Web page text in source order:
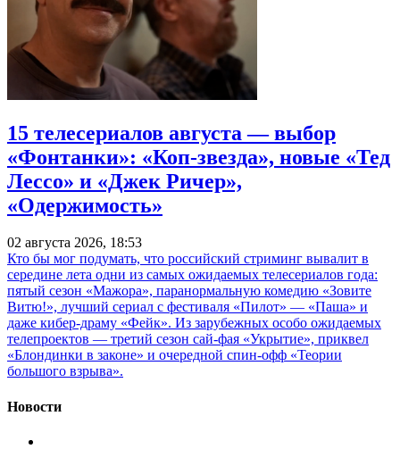
15 телесериалов августа — выбор
«Фонтанки»: «Коп-звезда», новые «Тед
Лессо» и «Джек Ричер»,
«Одержимость»
02 августа 2026, 18:53
Кто бы мог подумать, что российский стриминг вывалит в
середине лета одни из самых ожидаемых телесериалов года:
пятый сезон «Мажора», паранормальную комедию «Зовите
Витю!», лучший сериал с фестиваля «Пилот» — «Паша» и
даже кибер-драму «Фейк». Из зарубежных особо ожидаемых
телепроектов — третий сезон сай-фая «Укрытие», приквел
«Блондинки в законе» и очередной спин-офф «Теории
большого взрыва».
Новости